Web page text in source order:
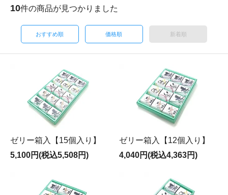
10件の商品が見つかりました
おすすめ順 価格順 新着順
ゼリー箱入【15個入り】
5,100円(税込5,508円)
ゼリー箱入【12個入り】
4,040円(税込4,363円)